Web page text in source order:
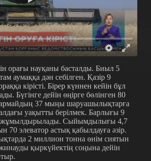
орағы науқаны басталды. Биыл 5
аумаққа дән себілген. Қазір 9
кірісті. Бірер күннен кейін бұл
Бүгінге дейін өңірге бөлінген 80
37 мыңы шаруашылықтарға
уақытты берілмек. Барлығы 9
жұмылдырылады. Сыйымдылығы 4,7
70 элеватор астық қабылдауға әзір.
2 миллион тонна өнім сиятын
қыркүйектің соңына дейін